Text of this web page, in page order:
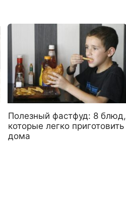
Полезный фастфуд: 8 блюд,
которые легко приготовить
дома